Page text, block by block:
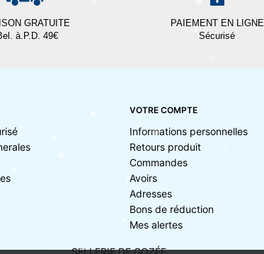
GRATUITE
à.P.D. 49€
PAIEMENT EN LIGNE
Sécurisé
VOTRE COMPTE
Informations personnelles
Retours produit
Commandes
Avoirs
Adresses
Bons de réduction
Mes alertes
SELLERIE DE GOZÉE